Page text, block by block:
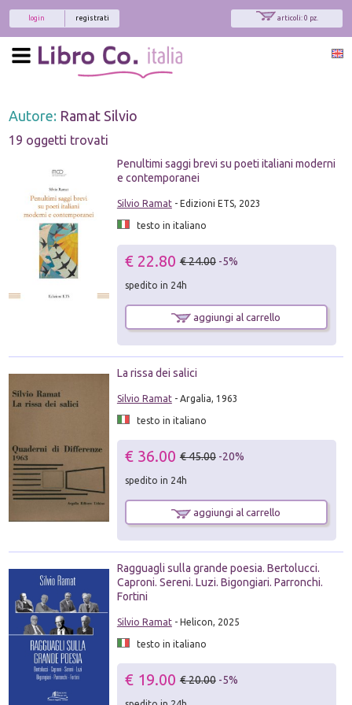
articoli: 0 pz.
registrati
login
Autore: Ramat Silvio
19 oggetti trovati
Penultimi saggi brevi su poeti italiani moderni
e contemporanei
Silvio Ramat- Edizioni ETS, 2023
testo in italiano
€ 22.80 € 24.00 -5%
spedito in 24h
aggiungi al carrello
La rissa dei salici
Silvio Ramat- Argalia, 1963
testo in italiano
€ 36.00 € 45.00 -20%
spedito in 24h
aggiungi al carrello
Ragguagli sulla grande poesia. Bertolucci.
Caproni. Sereni. Luzi. Bigongiari. Parronchi.
Fortini
Silvio Ramat- Helicon, 2025
testo in italiano
€ 19.00 € 20.00 -5%